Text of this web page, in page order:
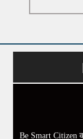
सम्पूर्ण तकनीकी / IT